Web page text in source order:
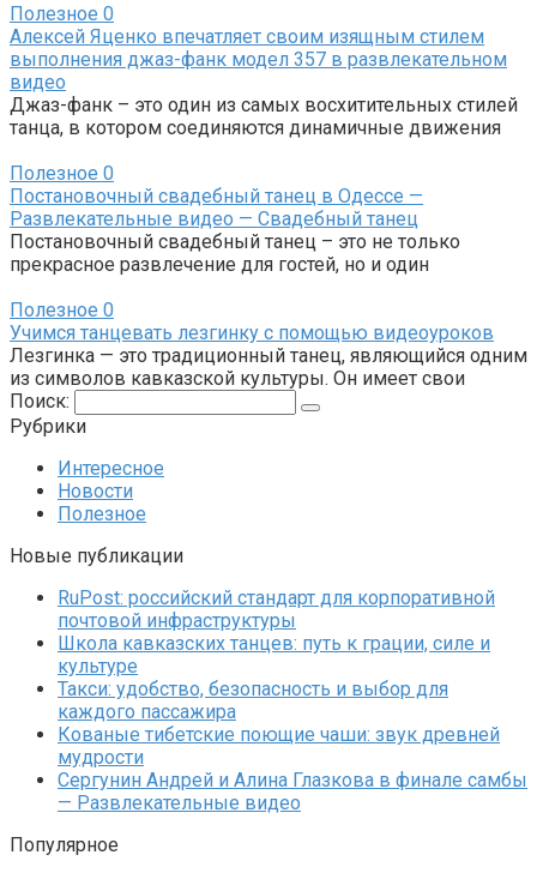
Полезное 0
Алексей Яценко впечатляет своим изящным стилем
выполнения джаз-фанк модел 357 в развлекательном
видео
Джаз-фанк – это один из самых восхитительных стилей
танца, в котором соединяются динамичные движения
Полезное 0
Постановочный свадебный танец в Одессе —
Развлекательные видео — Свадебный танец
Постановочный свадебный танец – это не только
прекрасное развлечение для гостей, но и один
Полезное 0
Учимся танцевать лезгинку с помощью видеоуроков
Лезгинка — это традиционный танец, являющийся одним
из символов кавказской культуры. Он имеет свои
Поиск:
Рубрики
Интересное
Новости
Полезное
Новые публикации
RuPost: российский стандарт для корпоративной
почтовой инфраструктуры
Школа кавказских танцев: путь к грации, силе и
культуре
Такси: удобство, безопасность и выбор для
каждого пассажира
Кованые тибетские поющие чаши: звук древней
мудрости
Сергунин Андрей и Алина Глазкова в финале самбы
— Развлекательные видео
Популярное